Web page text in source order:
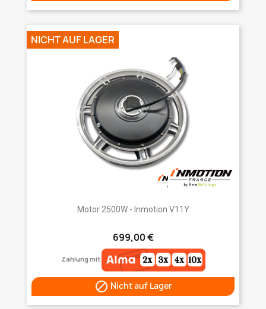
Motor 2500W - Inmotion V11Y
699,00 €
Zahlung mit
 Nicht auf Lager
NICHT AUF LAGER